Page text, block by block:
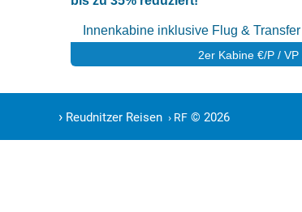
Innenkabine inklusive Flug & Transfer
2er Kabine €/P / VP
› Reudnitzer Reisen › RF © 2026